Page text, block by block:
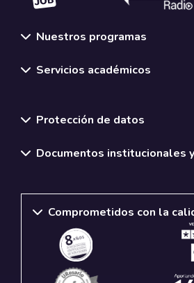
Nuestros programas
Servicios académicos
Protección de datos
Documentos institucionales
Comprometidos con la